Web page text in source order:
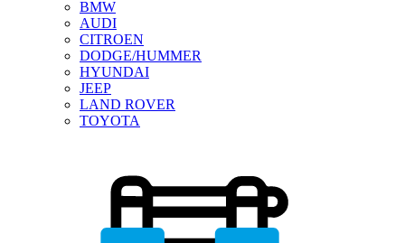
BMW
AUDI
CITROEN
DODGE/HUMMER
HYUNDAI
JEEP
LAND ROVER
TOYOTA